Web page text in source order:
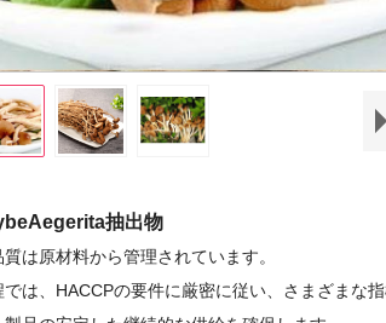
抽出物
は原材料から管理されています。
では、HACCPの要件に厳密に従い、さまざまな